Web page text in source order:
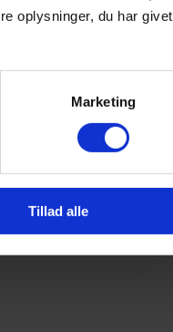
oplysninger, du har givet
Marketing
Tillad alle